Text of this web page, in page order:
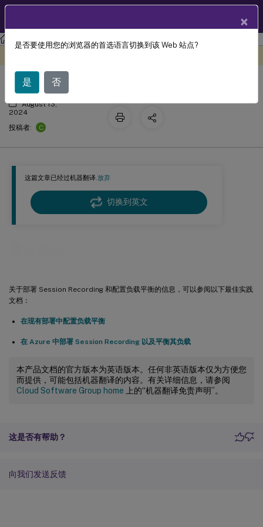
Session Recording Session Recording 2311
这篇文章已经过机器翻译.放弃
切换到英文
关于部署 Session Recording 和配置负载平衡的信息，可以参阅以下最佳实践
文档：
在现有部署中配置负载平衡
在 Azure 中部署 Session Recording 以及平衡其负载
本产品文档的官方版本为英语版本。任何非英语版本仅为方便您
而提供，可能包括机器翻译的内容。有关详细信息，请参阅
Cloud Software Group home 上的“机器翻译免责声明”。
这是否有帮助？
向我们发送反馈
最佳做法
August 13,
2024
投稿者:
C
×
是否要使用您的浏览器的首选语言切换到该 Web 站点?
是 否